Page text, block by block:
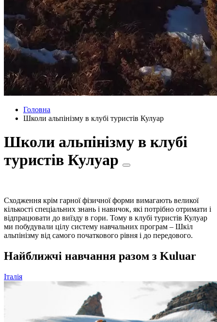
Головна
Школи альпінізму в клубі туристів Кулуар
Школи альпінізму в клубі
туристів Кулуар
Сходження крім гарної фізичної форми вимагають великої
кількості спеціальних знань і навичок, які потрібно отримати і
відпрацювати до виїзду в гори. Тому в клубі туристів Кулуар
ми побудували цілу систему навчальних програм – Шкіл
альпінізму від самого початкового рівня і до передового.
Найближчі навчання разом з Kuluar
Італія